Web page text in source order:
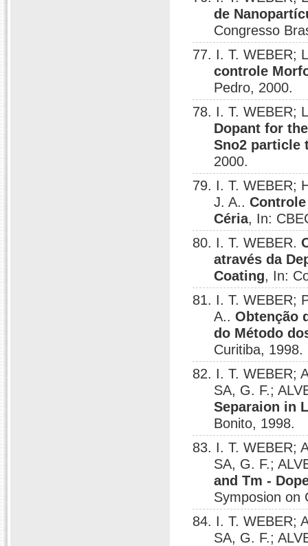
de
Congresso
77. I. T. WEBER;
controle
Pedro, 2000.
78. I. T. WEBER;
Dopant for
Sno2 particle
2000.
79. I. T. WEBER;
J. A..
Céria, In:
80. I. T. WEBER.
através da
Coating, In:
81. I. T. WEBER;
A..Obtenção
do Método
Curitiba, 1998.
82. I. T. WEBER;
SA, G. F.;
Separaion in
Bonito, 1998.
83. I. T. WEBER;
SA, G. F.;
and Tm -
Symposion on
84. I. T. WEBER;
SA, G. F.;